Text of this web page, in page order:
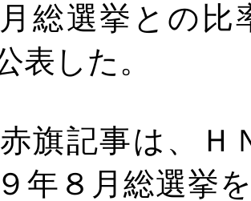
総選挙との比
表した。
旗記事は、Ｈ
年８月総選挙